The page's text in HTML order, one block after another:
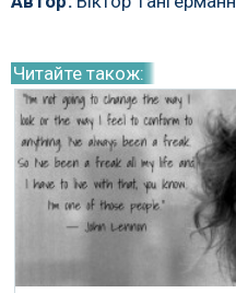
Читайте також: